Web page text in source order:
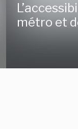
métro et